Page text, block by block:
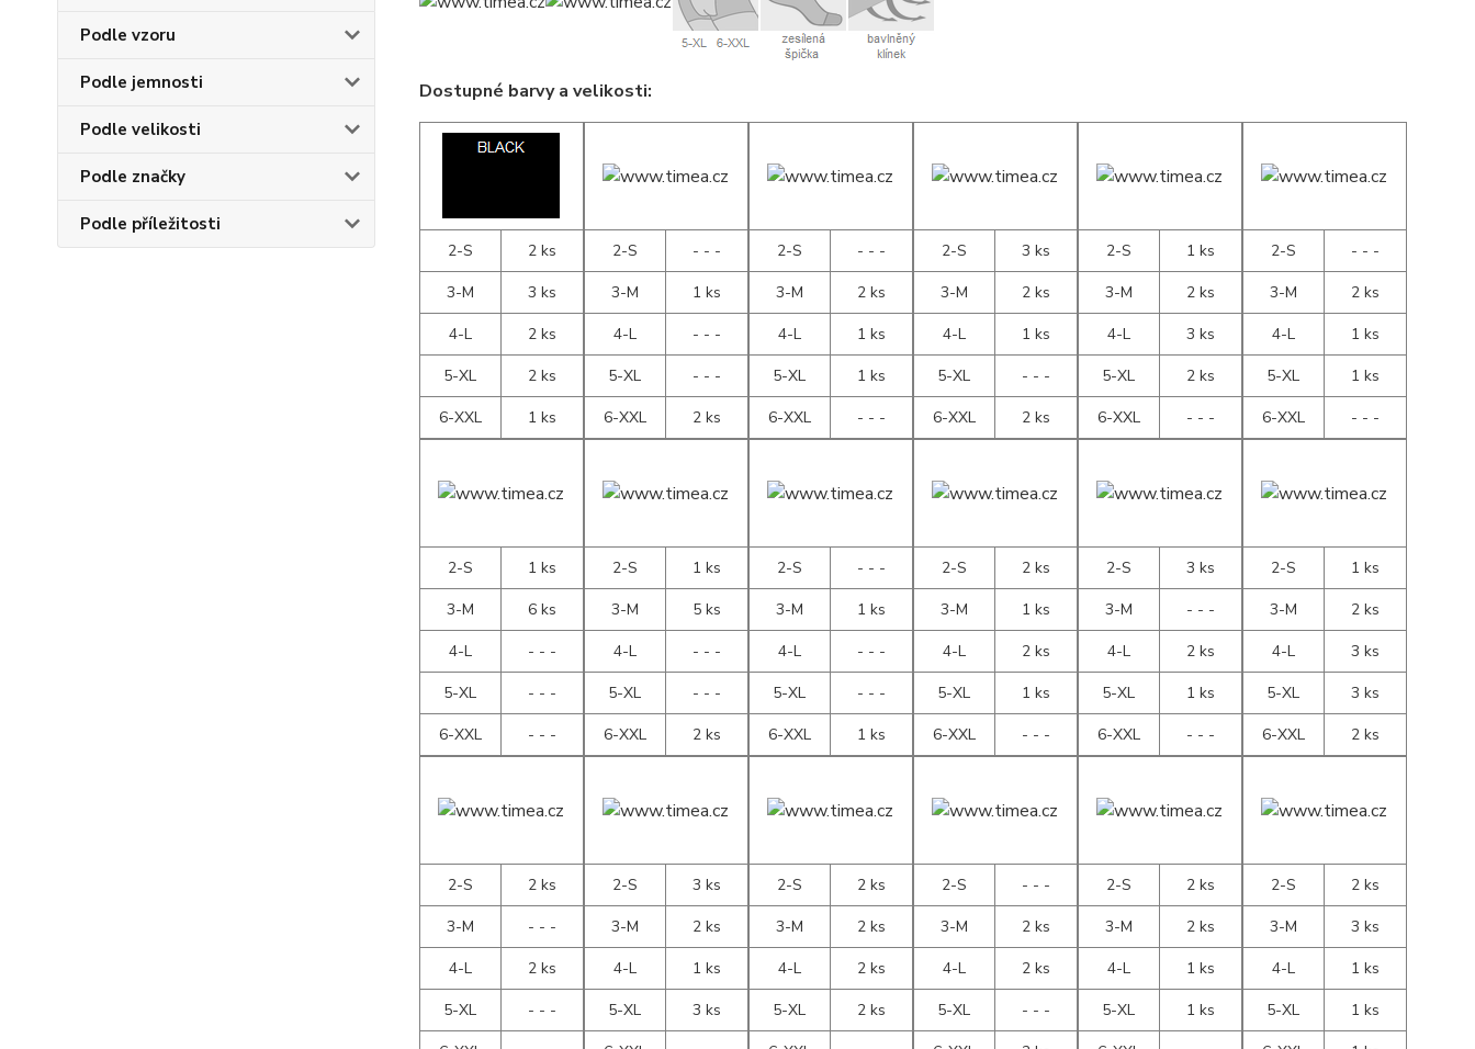
Podle vzoru
Podle jemnosti
Podle velikosti
Podle značky
Podle příležitosti
Dostupné barvy a velikosti:
2-S
2 ks
3-M
3 ks
4-L
2 ks
5-XL
2 ks
6-XXL
1 ks
2-S
- - -
3-M
1 ks
4-L
- - -
5-XL
- - -
6-XXL
2 ks
2-S
- - -
3-M
2 ks
4-L
1 ks
5-XL
1 ks
6-XXL
- - -
2-S
3 ks
3-M
2 ks
4-L
1 ks
5-XL
- - -
6-XXL
2 ks
2-S
1 ks
3-M
2 ks
4-L
3 ks
5-XL
2 ks
6-XXL
- - -
2-S
- - -
3-M
2 ks
4-L
1 ks
5-XL
1 ks
6-XXL
- - -
2-S
1 ks
3-M
6 ks
4-L
- - -
5-XL
- - -
6-XXL
- - -
2-S
1 ks
3-M
5 ks
4-L
- - -
5-XL
- - -
6-XXL
2 ks
2-S
- - -
3-M
1 ks
4-L
- - -
5-XL
- - -
6-XXL
1 ks
2-S
2 ks
3-M
1 ks
4-L
2 ks
5-XL
1 ks
6-XXL
- - -
2-S
3 ks
3-M
- - -
4-L
2 ks
5-XL
1 ks
6-XXL
- - -
2-S
1 ks
3-M
2 ks
4-L
3 ks
5-XL
3 ks
6-XXL
2 ks
2-S
2 ks
3-M
- - -
4-L
2 ks
5-XL
- - -
2-S
3 ks
3-M
2 ks
4-L
1 ks
5-XL
3 ks
2-S
2 ks
3-M
2 ks
4-L
2 ks
5-XL
2 ks
2-S
- - -
3-M
2 ks
4-L
2 ks
5-XL
- - -
2-S
2 ks
3-M
2 ks
4-L
1 ks
5-XL
1 ks
2-S
2 ks
3-M
3 ks
4-L
1 ks
5-XL
1 ks